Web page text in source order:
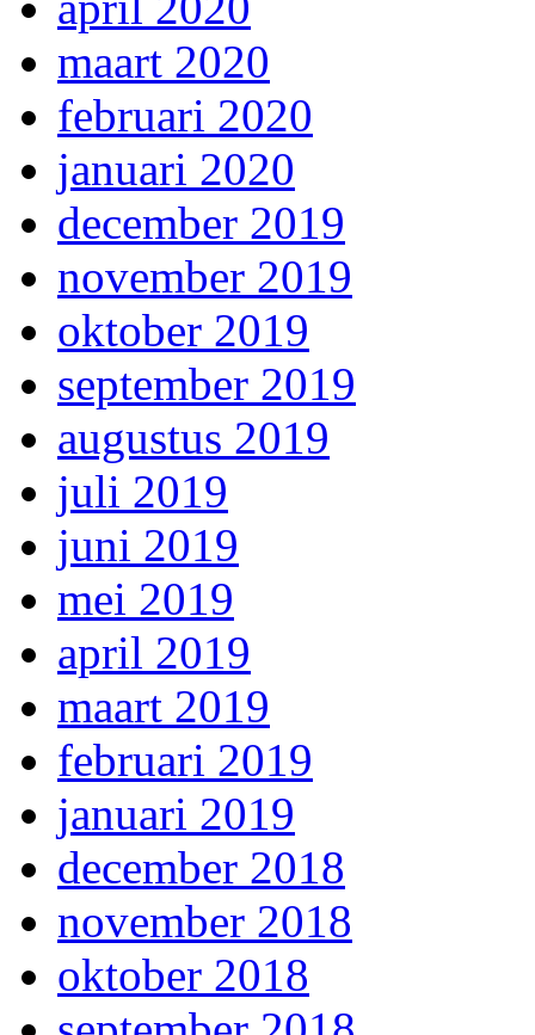
maart 2020
februari 2020
januari 2020
december 2019
november 2019
oktober 2019
september 2019
augustus 2019
juli 2019
juni 2019
mei 2019
april 2019
maart 2019
februari 2019
januari 2019
december 2018
november 2018
oktober 2018